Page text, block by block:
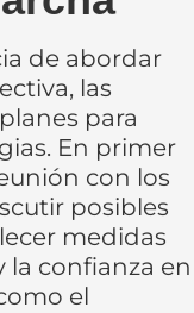
de abordar
las
para
En primer
con los
posibles
medidas
confianza en
el